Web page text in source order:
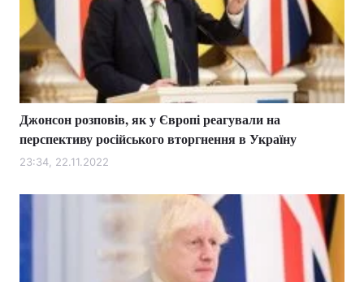
Джонсон розповів, як у Європі реагували на
перспективу російського вторгнення в Україну
23:34, 22.11.2022